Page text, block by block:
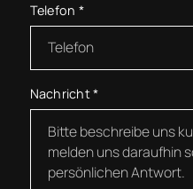
Telefon *
Nachricht*